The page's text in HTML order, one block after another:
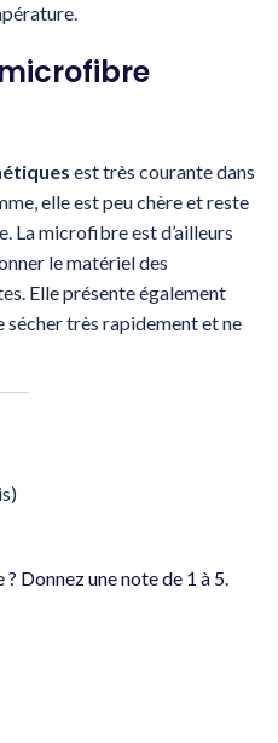
est très courante dans
elle est peu chère et reste
La microfibre est d’ailleurs
le matériel des
Elle présente également
sécher très rapidement et ne
Donnez une note de 1 à 5.